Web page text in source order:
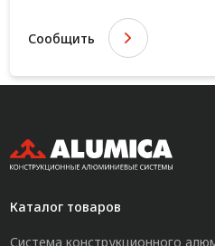
Сообщить
Каталог товаров
Система конструкционного